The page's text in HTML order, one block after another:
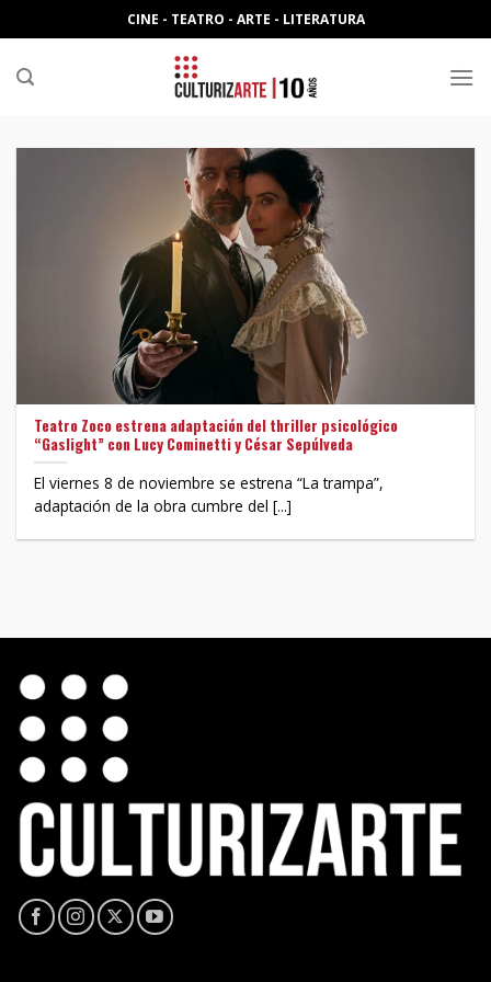
to
content
CINE - TEATRO - ARTE - LITERATURA
Teatro Zoco estrena adaptación del thriller psicológico
“Gaslight” con Lucy Cominetti y César Sepúlveda
El viernes 8 de noviembre se estrena “La trampa”,
adaptación de la obra cumbre del [...]